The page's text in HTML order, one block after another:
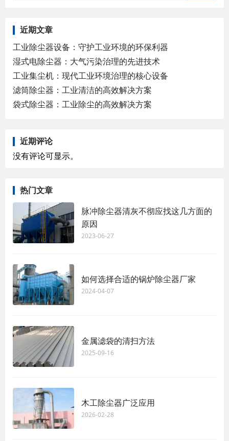
近期文章
工业除尘器设备：守护工业环境的环保利器
湿式电除尘器：大气污染治理的先进技术
工业集尘机：现代工业环境治理的核心设备
滤筒除尘器：工业清洁的高效解决方案
袋式除尘器：工业除尘的高效解决方案
近期评论
没有评论可显示。
热门文章
脉冲除尘器清灰不彻应找这几方面的
原因
2023-06-27
如何选择合适的锅炉除尘器厂家
2024-04-07
金属滤袋的清扫方法
2025-09-16
木工除尘器广泛应用
2026-02-28